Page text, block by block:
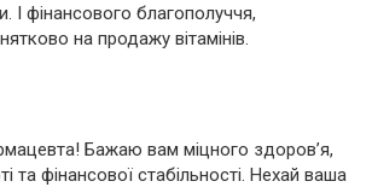
І фінансового благополуччя,
на продажу вітамінів.
Бажаю вам міцного здоров’я,
та фінансової стабільності. Нехай ваша